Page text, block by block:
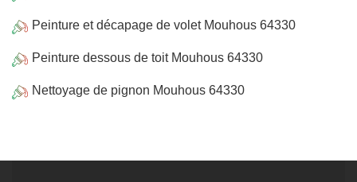
Peinture et décapage de volet Mouhous 64330
Peinture dessous de toit Mouhous 64330
Nettoyage de pignon Mouhous 64330